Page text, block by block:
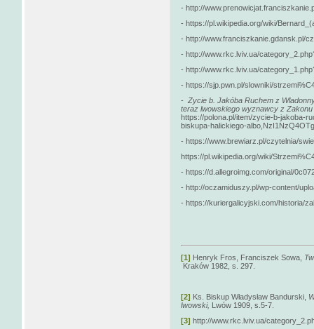
- http://
- https://pl.wikipedia.org/wiki/
- http://www.franciszkanie.gdansk.pl/
- http://www.rkc.lviv.ua/
- http://www.rkc.lviv.ua/
- https://sjp.pwn.pl/slowniki/
- Zycie b. Jakóba Ruchem z
teraz lwowskiego wyznawcy z
https://polona.pl/item/zycie-b-jakoba-
biskupa-halickiego-
- https://www.brewiarz.pl/czytelnia/
https://pl.wikipedia.org/wiki/
- https://d.allegroimg.com/original/
- http://oczamiduszy.pl/wp-content/
- https://kuriergalicyjski.com/historia/
[1] Henryk Fros, Franciszek Sowa,
Kraków 1982, s. 297.
[2] Ks. Biskup Władysław Bandurski,
lwowski, Lwów 1909, s.5-7.
[3] http://www.rkc.lviv.ua/